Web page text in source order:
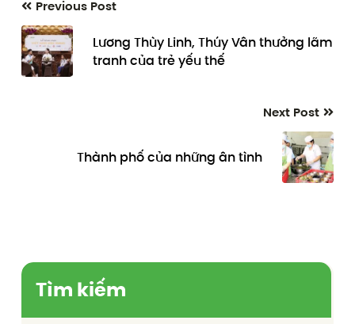
Previous Post
Lương Thùy Linh, Thúy Vân thưởng lãm
tranh của trẻ yếu thế
Next Post
Thành phố của những ân tình
Tìm kiếm